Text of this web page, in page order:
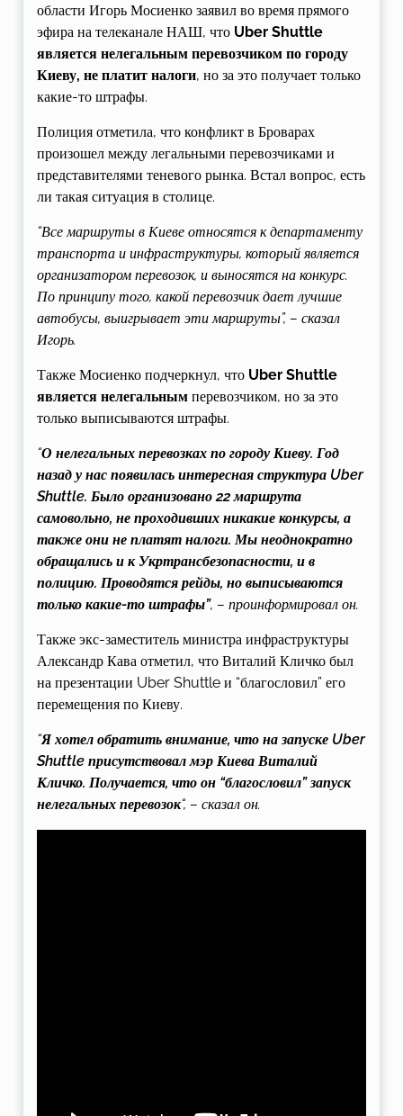
области Игорь Мосиенко заявил во время прямого
эфира на телеканале НАШ, что Uber Shuttle
является нелегальным перевозчиком по городу
Киеву, не платит налоги, но за это получает только
какие-то штрафы.
Полиция отметила, что конфликт в Броварах
произошел между легальными перевозчиками и
представителями теневого рынка. Встал вопрос, есть
ли такая ситуация в столице.
“Все маршруты в Киеве относятся к департаменту
транспорта и инфраструктуры, который является
организатором перевозок, и выносятся на конкурс.
По принципу того, какой перевозчик дает лучшие
автобусы, выигрывает эти маршруты”, – сказал
Игорь.
Также Мосиенко подчеркнул, что Uber Shuttle
является нелегальнымперевозчиком, но за это
только выписываются штрафы.
“О нелегальных перевозках по городу Киеву. Год
назад у нас появилась интересная структура Uber
Shuttle. Было организовано 22 маршрута
самовольно, не проходивших никакие конкурсы, а
также они не платят налоги. Мы неоднократно
обращались и к Укртрансбезопасности, и в
полицию. Проводятся рейды, но выписываются
только какие-то штрафы”, – проинформировал он.
Также экс-заместитель министра инфраструктуры
Александр Кава отметил, что Виталий Кличко был
на презентации Uber Shuttle и “благословил” его
перемещения по Киеву.
“Я хотел обратить внимание, что на запуске Uber
Shuttle присутствовал мэр Киева Виталий
Кличко. Получается, что он “благословил” запуск
нелегальных перевозок“, – сказал он.